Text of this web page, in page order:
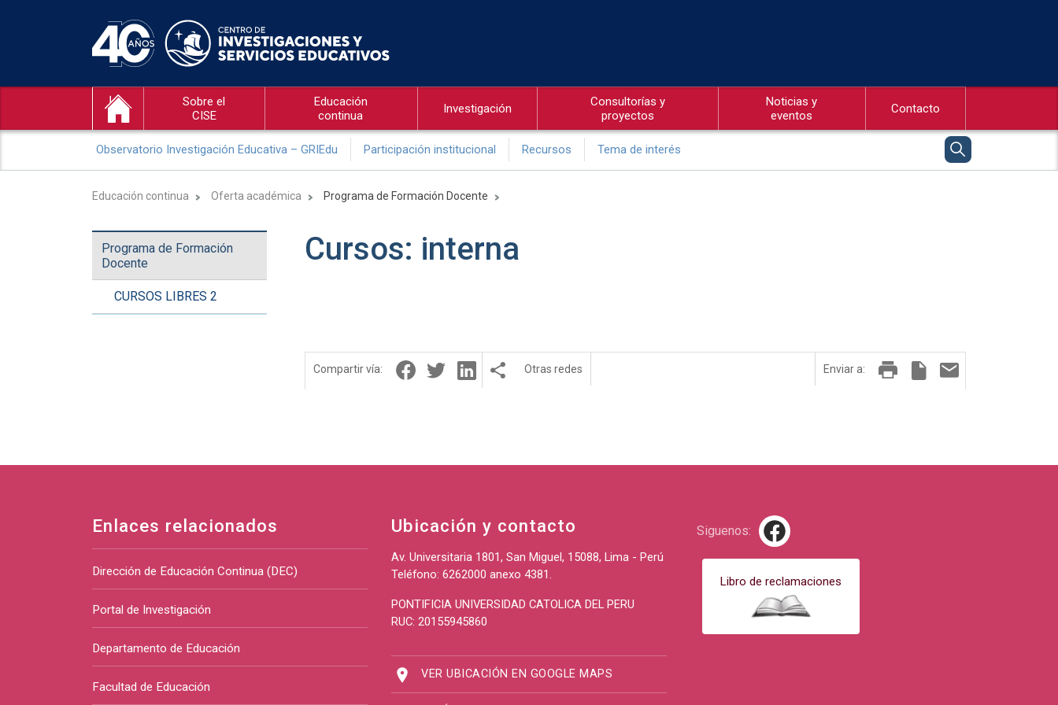
Sobre el
CISE
Educación
continua
Investigación
Consultorías y
proyectos
Noticias y
eventos
Contacto
Observatorio Investigación Educativa – GRIEdu Participación institucional Recursos Tema de interés
Educación continua Oferta académica Programa de Formación Docente
Programa de Formación
Docente
CURSOS LIBRES 2
Cursos: interna
Compartir vía: Otras redes Enviar a:
Enlaces relacionados
Dirección de Educación Continua (DEC)
Portal de Investigación
Departamento de Educación
Facultad de Educación
Ubicación y contacto
Av. Universitaria 1801, San Miguel, 15088, Lima - Perú
Teléfono: 6262000 anexo 4381.
PONTIFICIA UNIVERSIDAD CATOLICA DEL PERU
RUC: 20155945860
VER UBICACIÓN EN GOOGLE MAPS
Siguenos:
Libro de reclamaciones